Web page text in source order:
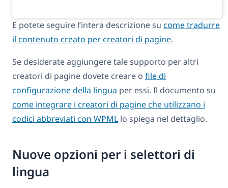
E potete seguire l’intera descrizione su come tradurre
il contenuto creato per creatori di pagine.
Se desiderate aggiungere tale supporto per altri
creatori di pagine dovete creare o file di
configurazione della lingua per essi. Il documento su
come integrare i creatori di pagine che utilizzano i
codici abbreviati con WPML lo spiega nel dettaglio.
Nuove opzioni per i selettori di
lingua